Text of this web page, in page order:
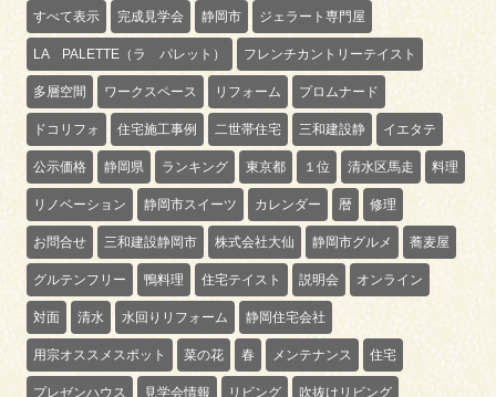
すべて表示 完成見学会 静岡市 ジェラート専門屋
LA PALETTE（ラ パレット） フレンチカントリーテイスト
多層空間 ワークスペース リフォーム プロムナード
ドコリフォ 住宅施工事例 二世帯住宅 三和建設静 イエタテ
公示価格 静岡県 ランキング 東京都 １位 清水区馬走 料理
リノベーション 静岡市スイーツ カレンダー 暦 修理
お問合せ 三和建設静岡市 株式会社大仙 静岡市グルメ 蕎麦屋
グルテンフリー 鴨料理 住宅テイスト 説明会 オンライン
対面 清水 水回りリフォーム 静岡住宅会社
用宗オススメスポット 菜の花 春 メンテナンス 住宅
プレゼンハウス 見学会情報 リビング 吹抜けリビング